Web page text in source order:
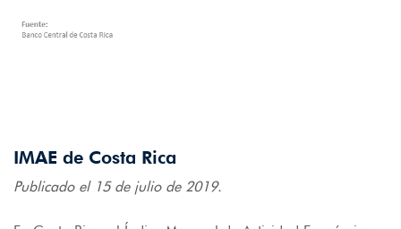
IMAE de Costa Rica
Publicado el 15 de julio de 2019.